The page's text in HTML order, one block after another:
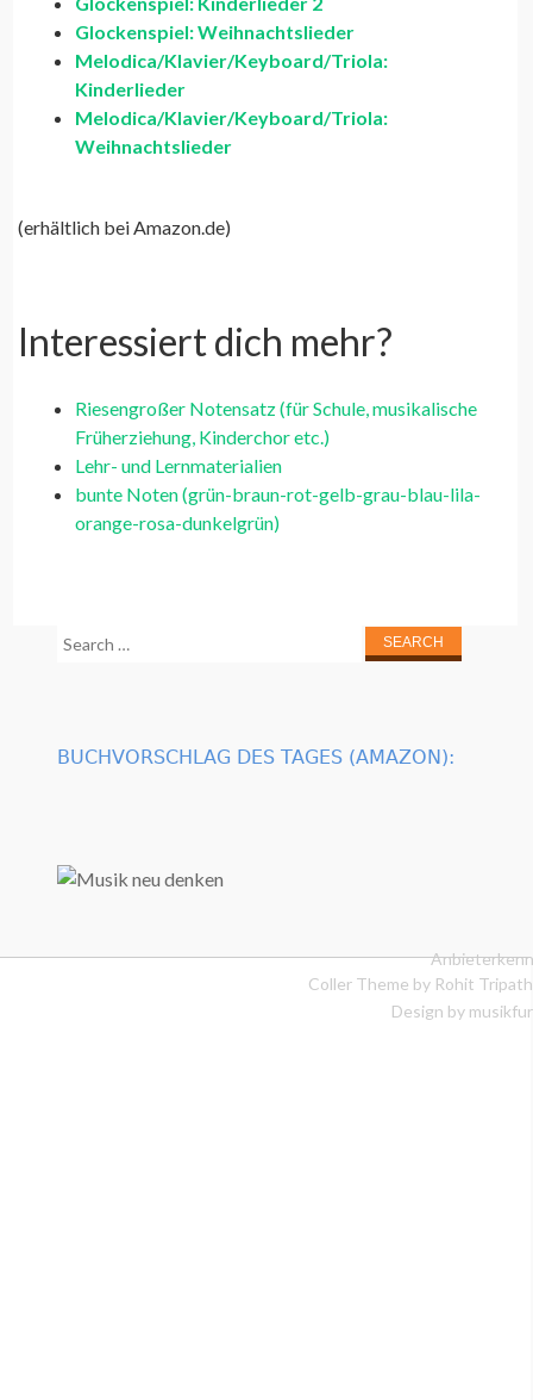
Glockenspiel: Weihnachtslieder
Melodica/Klavier/Keyboard/Triola:
Kinderlieder
Melodica/Klavier/Keyboard/Triola:
Weihnachtslieder
(erhältlich bei Amazon.de)
Interessiert dich mehr?
Riesengroßer Notensatz (für Schule, musikalische
Früherziehung, Kinderchor etc.)
Lehr- und Lernmaterialien
bunte Noten (grün-braun-rot-gelb-grau-blau-lila-
orange-rosa-dunkelgrün)
Search
BUCHVORSCHLAG DES TAGES (AMAZON):
Coller Theme by Rohit
Design by